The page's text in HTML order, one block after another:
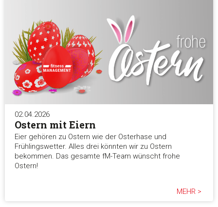
02.04.2026
Ostern mit Eiern
Eier gehören zu Ostern wie der Osterhase und
Frühlingswetter. Alles drei könnten wir zu Ostern
bekommen. Das gesamte fM-Team wünscht frohe
Ostern!
MEHR >